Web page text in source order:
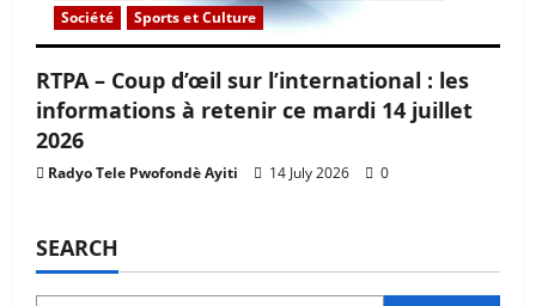
Société
Sports et Culture
RTPA – Coup d’œil sur l’international : les
informations à retenir ce mardi 14 juillet
2026
Radyo Tele Pwofondè Ayiti 14 July 2026 0
SEARCH